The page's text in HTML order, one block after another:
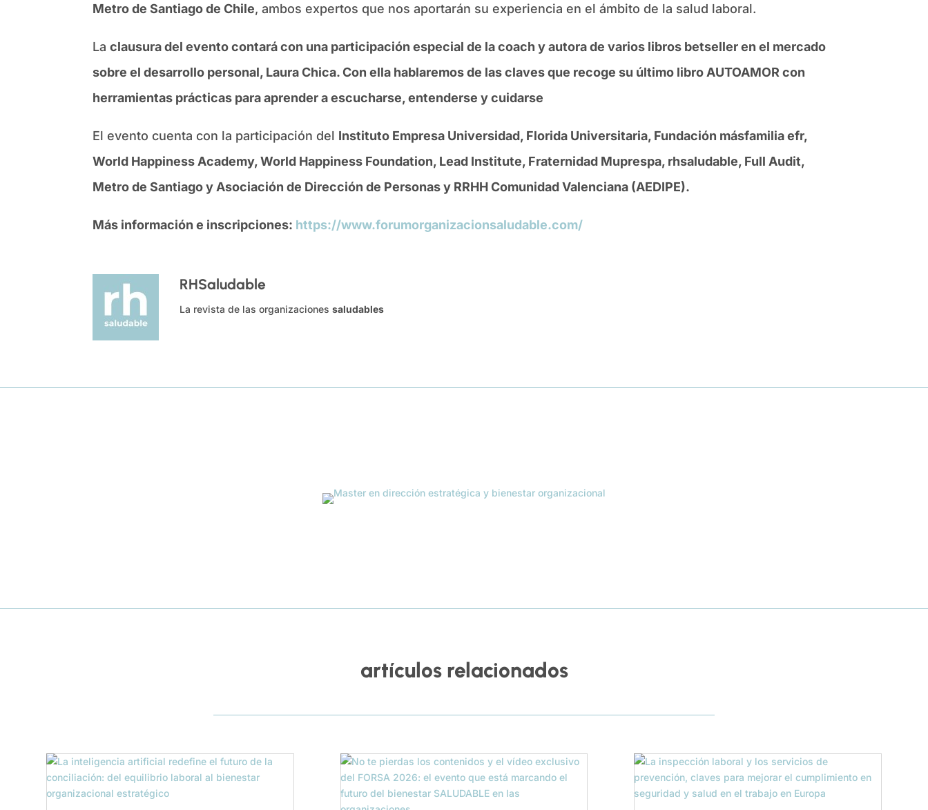
Metro de Santiago de Chile, ambos expertos que nos aportarán su experiencia en el ámbito de la salud laboral.
Laclausura del evento contará con una participación especial de la coach y autora de varios libros betseller en el mercado
sobre el desarrollo personal, Laura Chica. Con ella hablaremos de las claves que recoge su último libro AUTOAMOR con
herramientas prácticas para aprender a escucharse, entenderse y cuidarse
El evento cuenta con la participación del Instituto Empresa Universidad, Florida Universitaria, Fundación másfamilia efr,
World Happiness Academy, World Happiness Foundation, Lead Institute, Fraternidad Muprespa, rhsaludable, Full Audit,
Metro de Santiago y Asociación de Dirección de Personas y RRHH Comunidad Valenciana (AEDIPE).
Más información e inscripciones: https://www.forumorganizacionsaludable.com/
RHSaludable
La revista de las organizacionessaludables
artículos relacionados